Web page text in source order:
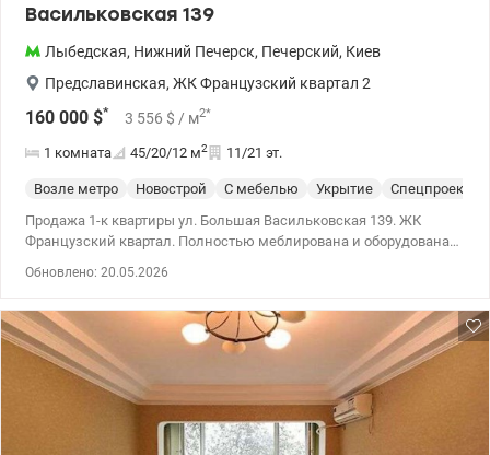
Васильковская 139
Лыбедская, Нижний Печерск, Печерский, Киев
Предславинская, ЖК Французский квартал 2
160 000 $* 3 556 $ / м2*
1 комната 45/20/12 м2 11/21 эт.
Возле метро Новострой С мебелью Укрытие Спецпроект
Продажа 1-к квартиры ул. Большая Васильковская 139. ЖК
Французский квартал. Полностью меблирована и оборудована
Ландшафтный дизайн с аллеями для прогулок и зонами
отдыха. 044 200 10 80 valion.ua/1149169
Обновлено: 20.05.2026